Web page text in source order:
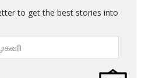
to get the best stories into